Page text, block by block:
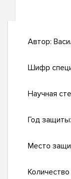
Автор:
Шифр
Научная
Год защиты:
Место
Количество